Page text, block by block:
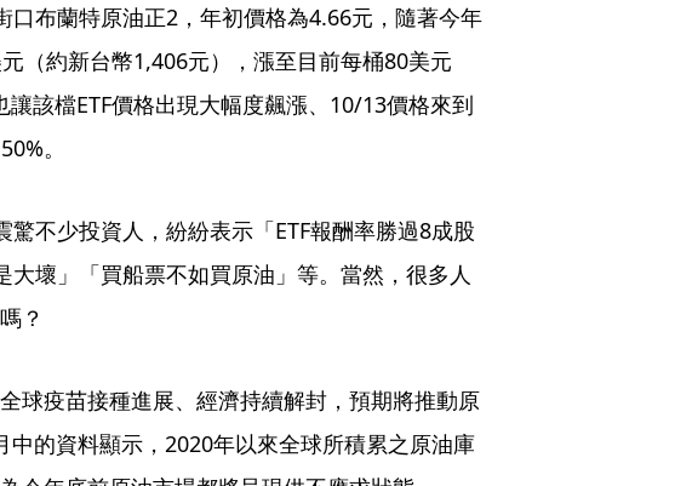
口布蘭特原油正2，年初價格為4.66元，隨著今年
（約新台幣1,406元），漲至目前每桶80美元
讓該檔ETF價格出現大幅度飆漲、10/13價格來到
。
驚不少投資人，紛紛表示「ETF報酬率勝過8成股
大壞」「買船票不如買原油」等。當然，很多人
？
球疫苗接種進展、經濟持續解封，預期將推動原
的資料顯示，2020年以來全球所積累之原油庫